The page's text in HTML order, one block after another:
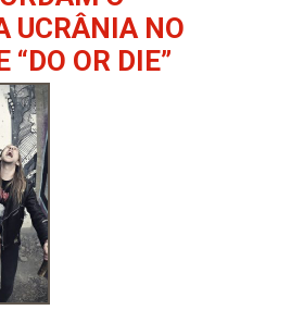
UCRÂNIA NO
“DO OR DIE”